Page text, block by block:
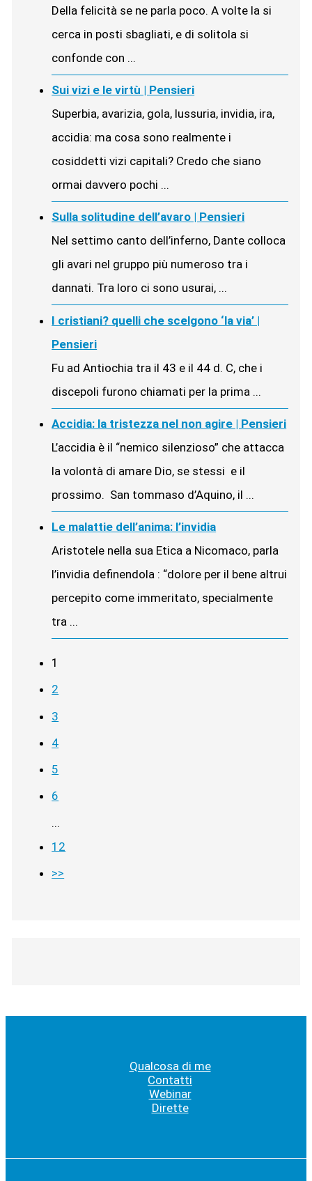
Della felicità se ne parla poco. A volte la si
cerca in posti sbagliati, e di solitola si
confonde con ...
Sui vizi e le virtù | Pensieri
Superbia, avarizia, gola, lussuria, invidia, ira,
accidia: ma cosa sono realmente i
cosiddetti vizi capitali? Credo che siano
ormai davvero pochi ...
Sulla solitudine dell’avaro | Pensieri
Nel settimo canto dell’inferno, Dante colloca
gli avari nel gruppo più numeroso tra i
dannati. Tra loro ci sono usurai, ...
I cristiani? quelli che scelgono ‘la via’ |
Pensieri
Fu ad Antiochia tra il 43 e il 44 d. C, che i
discepoli furono chiamati per la prima ...
Accidia: la tristezza nel non agire | Pensieri
L’accidia è il “nemico silenzioso” che attacca
la volontà di amare Dio, se stessi e il
prossimo. San tommaso d’Aquino, il ...
Le malattie dell’anima: l’invidia
Aristotele nella sua Etica a Nicomaco, parla
l’invidia definendola : “dolore per il bene altrui
percepito come immeritato, specialmente
tra ...
1
2
3
4
5
6
...
12
>>
Qualcosa di me
Contatti
Webinar
Dirette